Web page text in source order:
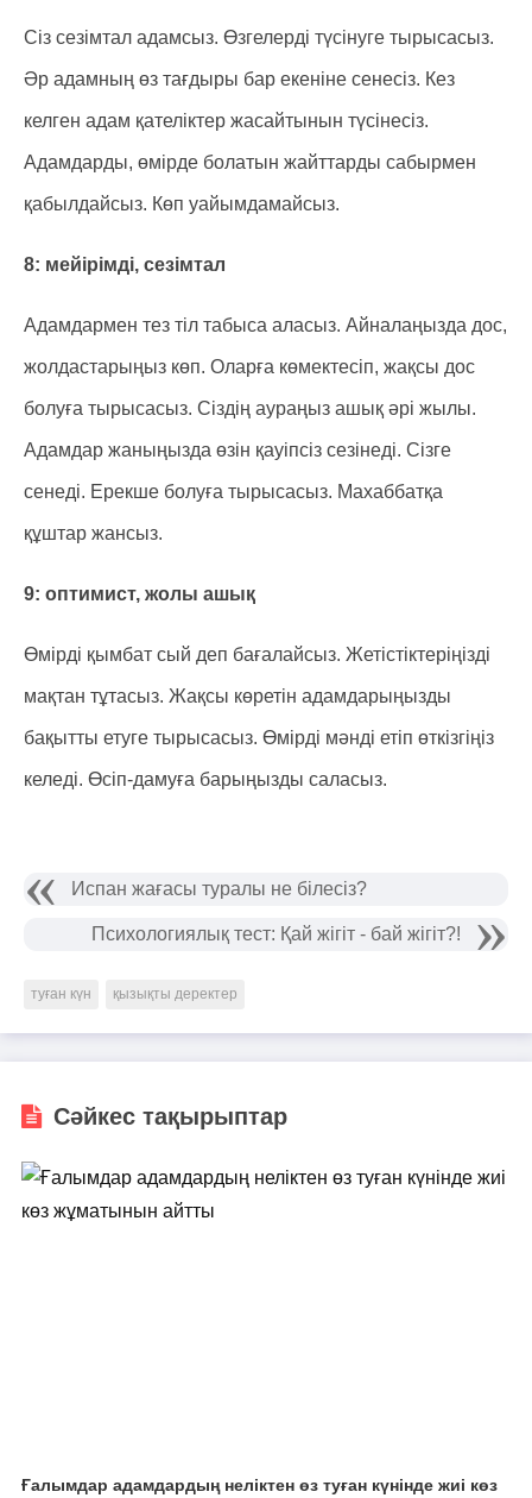
Сіз сезімтал адамсыз. Өзгелерді түсінуге тырысасыз.
Әр адамның өз тағдыры бар екеніне сенесіз. Кез
келген адам қателіктер жасайтынын түсінесіз.
Адамдарды, өмірде болатын жайттарды сабырмен
қабылдайсыз. Көп уайымдамайсыз.
8: мейірімді, сезімтал
Адамдармен тез тіл табыса аласыз. Айналаңызда дос,
жолдастарыңыз көп. Оларға көмектесіп, жақсы дос
болуға тырысасыз. Сіздің аураңыз ашық әрі жылы.
Адамдар жаныңызда өзін қауіпсіз сезінеді. Сізге
сенеді. Ерекше болуға тырысасыз. Махаббатқа
құштар жансыз.
9: оптимист, жолы ашық
Өмірді қымбат сый деп бағалайсыз. Жетістіктеріңізді
мақтан тұтасыз. Жақсы көретін адамдарыңызды
бақытты етуге тырысасыз. Өмірді мәнді етіп өткізгіңіз
келеді. Өсіп-дамуға барыңызды саласыз.
Испан жағасы туралы не білесіз?
Психологиялық тест: Қай жігіт - бай жігіт?!
туған күн қызықты деректер
Сәйкес тақырыптар
Ғалымдар адамдардың неліктен өз туған күнінде жиі көз